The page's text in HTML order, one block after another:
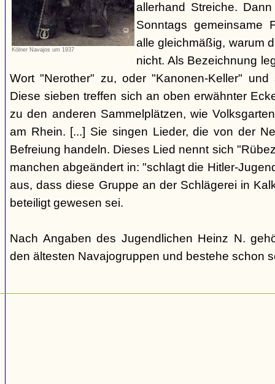
Kölner Navajos um 1937
allerhand Streiche.
Sonntags gemeinsame
alle gleichmäßig, warum
nicht. Als Bezeichnung
Wort "Nerother" zu, oder "Kanonen-Keller"
Diese sieben treffen sich an oben erwähnter
zu den anderen Sammelplätzen, wie
am Rhein. [...] Sie singen Lieder, die von der
Befreiung handeln. Dieses Lied nennt sich
manchen abgeändert in: "schlagt die Hitler-
aus, dass diese Gruppe an der Schlägerei in
beteiligt gewesen sei.
Nach Angaben des Jugendlichen Heinz N.
den ältesten Navajogruppen und bestehe schon